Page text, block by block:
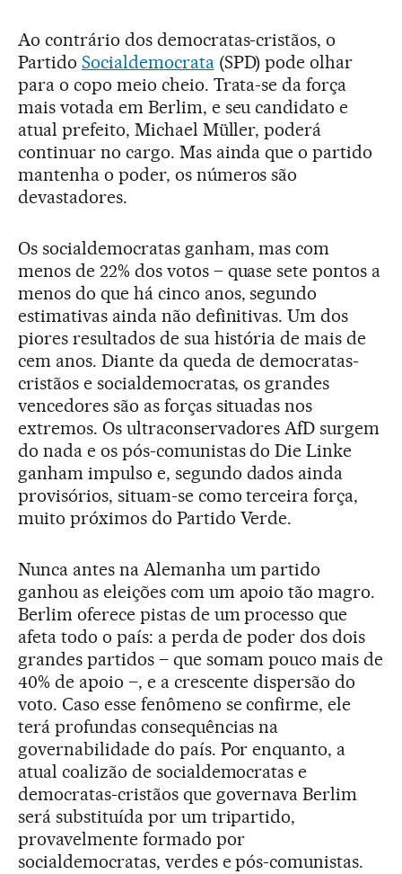
Ao contrário dos democratas-cristãos, o
Partido Socialdemocrata(SPD) pode olhar
para o copo meio cheio. Trata-se da força
mais votada em Berlim, e seu candidato e
atual prefeito, Michael Müller, poderá
continuar no cargo. Mas ainda que o partido
mantenha o poder, os números são
devastadores.
Os socialdemocratas ganham, mas com
menos de 22% dos votos – quase sete pontos a
menos do que há cinco anos, segundo
estimativas ainda não definitivas. Um dos
piores resultados de sua história de mais de
cem anos. Diante da queda de democratas-
cristãos e socialdemocratas, os grandes
vencedores são as forças situadas nos
extremos. Os ultraconservadores AfD surgem
do nada e os pós-comunistas do Die Linke
ganham impulso e, segundo dados ainda
provisórios, situam-se como terceira força,
muito próximos do Partido Verde.
Nunca antes na Alemanha um partido
ganhou as eleições com um apoio tão magro.
Berlim oferece pistas de um processo que
afeta todo o país: a perda de poder dos dois
grandes partidos – que somam pouco mais de
40% de apoio –, e a crescente dispersão do
voto. Caso esse fenômeno se confirme, ele
terá profundas consequências na
governabilidade do país. Por enquanto, a
atual coalizão de socialdemocratas e
democratas-cristãos que governava Berlim
será substituída por um tripartido,
provavelmente formado por
socialdemocratas, verdes e pós-comunistas.